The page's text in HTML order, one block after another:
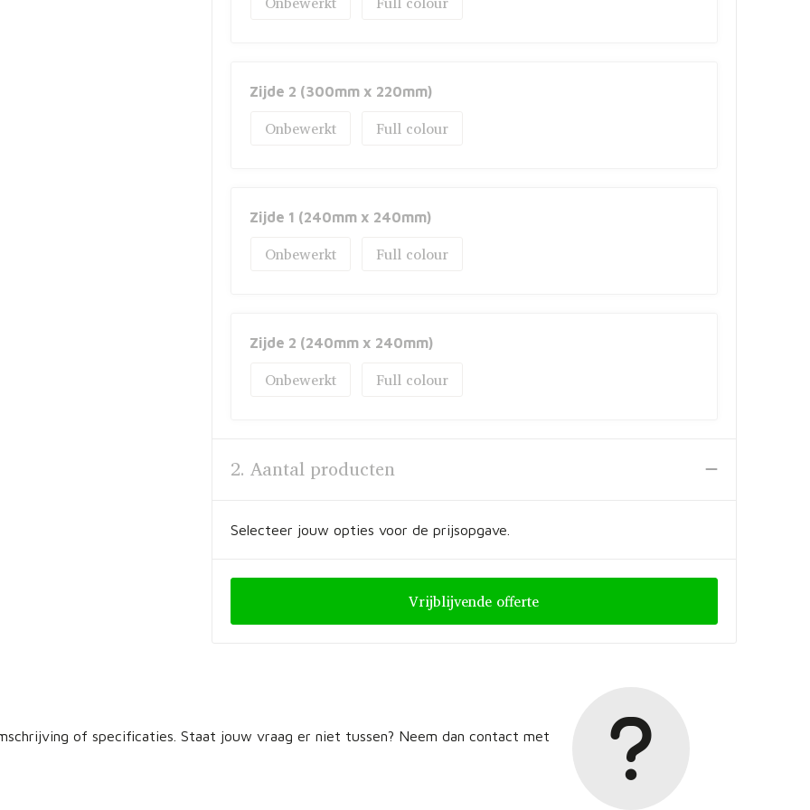
Zijde 2 (300mm x 220mm)
Onbewerkt Full colour
Zijde 1 (240mm x 240mm)
Onbewerkt Full colour
Zijde 2 (240mm x 240mm)
Onbewerkt Full colour
2. Aantal producten
Selecteer jouw opties voor de prijsopgave.
Vrijblijvende offerte
of specificaties. Staat jouw vraag er niet tussen? Neem dan contact met